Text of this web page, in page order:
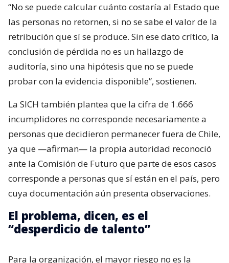
“No se puede calcular cuánto costaría al Estado que
las personas no retornen, si no se sabe el valor de la
retribución que sí se produce. Sin ese dato crítico, la
conclusión de pérdida no es un hallazgo de
auditoría, sino una hipótesis que no se puede
probar con la evidencia disponible”, sostienen.
La SICH también plantea que la cifra de 1.666
incumplidores no corresponde necesariamente a
personas que decidieron permanecer fuera de Chile,
ya que —afirman— la propia autoridad reconoció
ante la Comisión de Futuro que parte de esos casos
corresponde a personas que sí están en el país, pero
cuya documentación aún presenta observaciones.
El problema, dicen, es el
“desperdicio de talento”
Para la organización, el mayor riesgo no es la